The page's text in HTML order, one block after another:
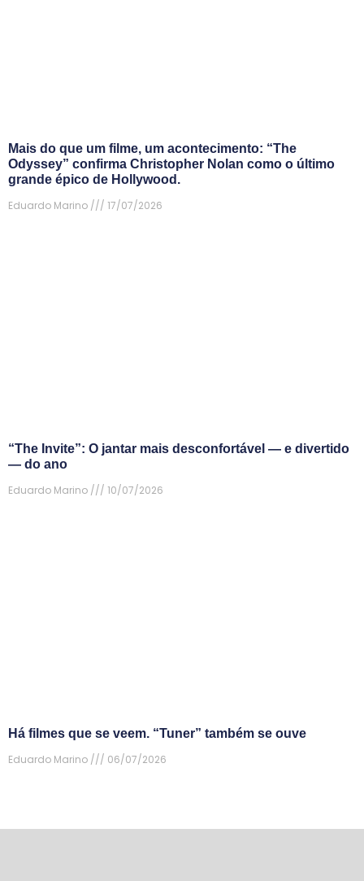
Mais do que um filme, um acontecimento: “The
Odyssey” confirma Christopher Nolan como o último
grande épico de Hollywood.
Eduardo Marino
17/07/2026
“The Invite”: O jantar mais desconfortável — e divertido
— do ano
Eduardo Marino
10/07/2026
Há filmes que se veem. “Tuner” também se ouve
Eduardo Marino
06/07/2026